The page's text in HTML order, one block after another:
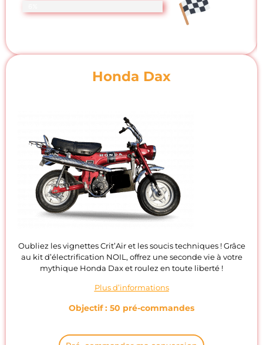
Honda Dax
Oubliez les vignettes Crit’Air et les soucis techniques ! Grâce
au kit d’électrification NOIL, offrez une seconde vie à votre
mythique Honda Dax et roulez en toute liberté !
Plus d’informations
Objectif : 50 pré-commandes